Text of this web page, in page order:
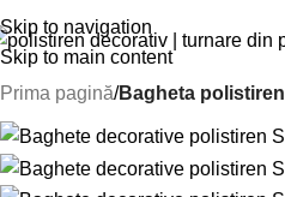
Skip to navigation
Skip to main content
Prima pagină Bagheta polistiren